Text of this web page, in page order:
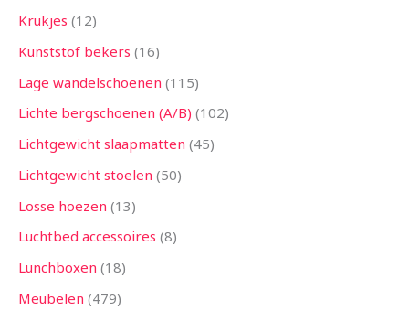
Krukjes 12
Kunststof bekers 16
Lage wandelschoenen 115
Lichte bergschoenen (A/B) 102
Lichtgewicht slaapmatten 45
Lichtgewicht stoelen 50
Losse hoezen 13
Luchtbed accessoires 8
Lunchboxen 18
Meubelen 479